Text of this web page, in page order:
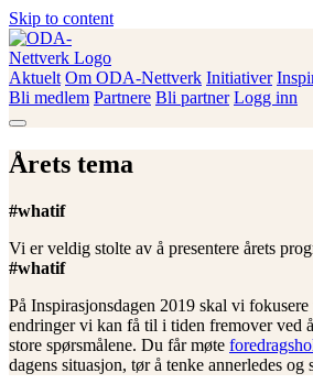
Skip to content
ODA-Nettverk
Aktuelt Om ODA-Nettverk Initiativer
Bli medlem Partnere Bli partner Logg inn
Årets tema
#whatif
Vi er veldig stolte av å presentere årets
#whatif
På Inspirasjonsdagen 2019 skal vi
endringer vi kan få til i tiden fremover ved
store spørsmålene. Du får møte
dagens situasjon, tør å tenke annerledes og